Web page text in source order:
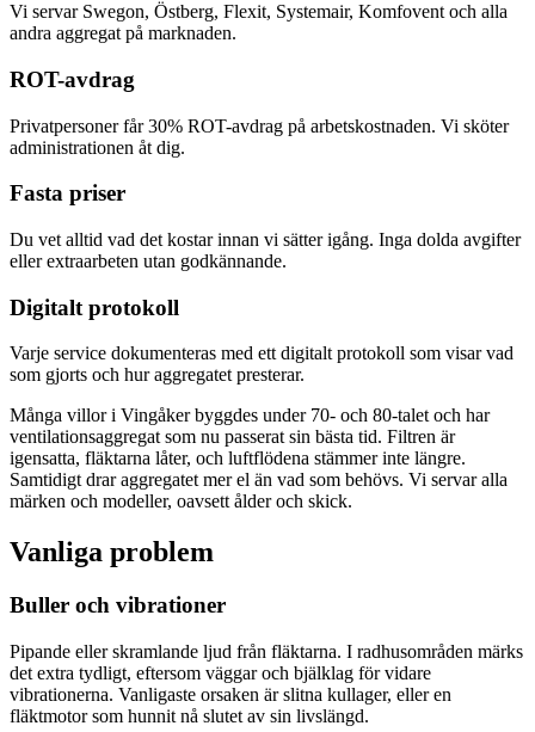
Vi servar Swegon, Östberg, Flexit, Systemair, Komfovent och alla
andra aggregat på marknaden.
ROT-avdrag
Privatpersoner får 30% ROT-avdrag på arbetskostnaden. Vi sköter
administrationen åt dig.
Fasta priser
Du vet alltid vad det kostar innan vi sätter igång. Inga dolda avgifter
eller extraarbeten utan godkännande.
Digitalt protokoll
Varje service dokumenteras med ett digitalt protokoll som visar vad
som gjorts och hur aggregatet presterar.
Många villor i Vingåker byggdes under 70- och 80-talet och har
ventilationsaggregat som nu passerat sin bästa tid. Filtren är
igensatta, fläktarna låter, och luftflödena stämmer inte längre.
Samtidigt drar aggregatet mer el än vad som behövs. Vi servar alla
märken och modeller, oavsett ålder och skick.
Vanliga problem
Buller och vibrationer
Pipande eller skramlande ljud från fläktarna. I radhusområden märks
det extra tydligt, eftersom väggar och bjälklag för vidare
vibrationerna. Vanligaste orsaken är slitna kullager, eller en
fläktmotor som hunnit nå slutet av sin livslängd.